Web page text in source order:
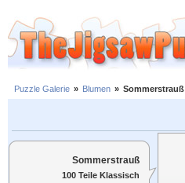
Puzzle Galerie » Blumen » Sommerstrauß
Sommerstrauß
100 Teile Klassisch